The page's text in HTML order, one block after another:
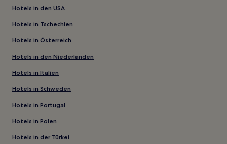
Hotels in den USA
Hotels in Tschechien
Hotels in Österreich
Hotels in den Niederlanden
Hotels in Italien
Hotels in Schweden
Hotels in Portugal
Hotels in Polen
Hotels in der Türkei